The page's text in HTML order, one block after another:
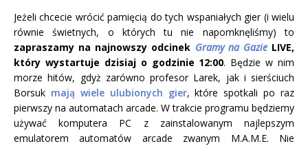
Jeżeli chcecie wrócić pamięcią do tych wspaniałych gier (i wielu
równie świetnych, o których tu nie napomknęliśmy) to
zapraszamy na najnowszy odcinek Gramy na GazieLIVE,
który wystartuje dzisiaj o godzinie 12:00. Będzie w nim
morze hitów, gdyż zarówno profesor Larek, jak i sierściuch
Borsuk mają wiele ulubionych gier, które spotkali po raz
pierwszy na automatach arcade. W trakcie programu będziemy
używać komputera PC z zainstalowanym najlepszym
emulatorem automatów arcade zwanym M.A.M.E. Nie